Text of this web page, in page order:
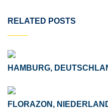
RELATED POSTS
HAMBURG,
FLORAZON,